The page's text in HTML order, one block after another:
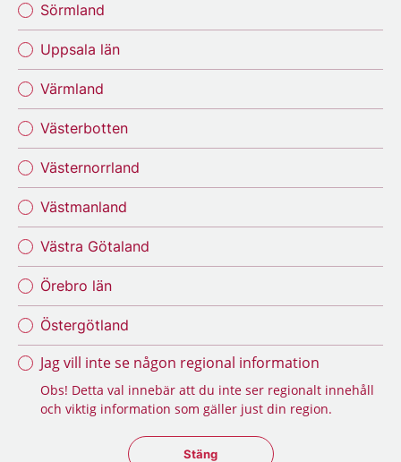
Sörmland
Uppsala län
Värmland
Västerbotten
Västernorrland
Västmanland
Västra Götaland
Örebro län
Östergötland
Jag vill inte se någon regional information
Obs! Detta val innebär att du inte ser regionalt innehåll
och viktig information som gäller just din region.
Stäng regionsväljaren
Stäng